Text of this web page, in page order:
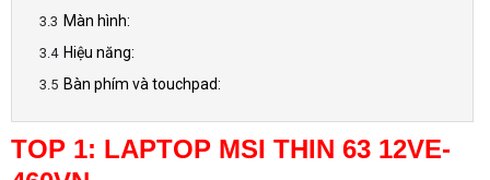
Màn hình:
Hiệu năng:
Bàn phím và touchpad:
TOP 1: LAPTOP MSI THIN 63 12VE-